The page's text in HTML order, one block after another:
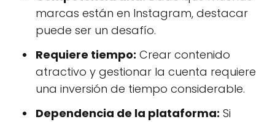
marcas están en Instagram, destacar
puede ser un desafío.
Requiere tiempo: Crear contenido
atractivo y gestionar la cuenta requiere
una inversión de tiempo considerable.
Dependencia de la plataforma: Si